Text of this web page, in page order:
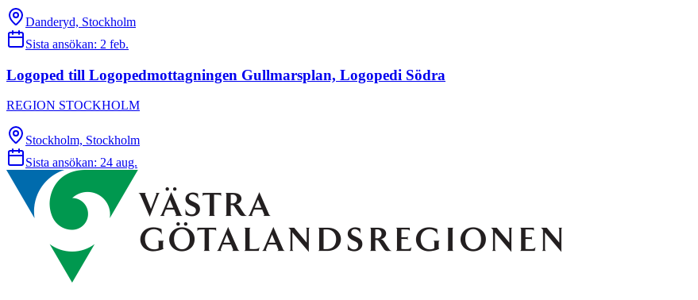
Danderyd, Stockholm
Sista ansökan: 2 feb.
Logoped till Logopedmottagningen Gullmarsplan, Logopedi Södra
REGION STOCKHOLM
Stockholm, Stockholm
Sista ansökan: 24 aug.